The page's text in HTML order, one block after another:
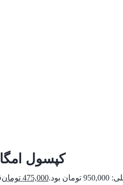
کپسول امگا 3 1000 میلی گرم نوتراسن
بود. 475,000 تومان